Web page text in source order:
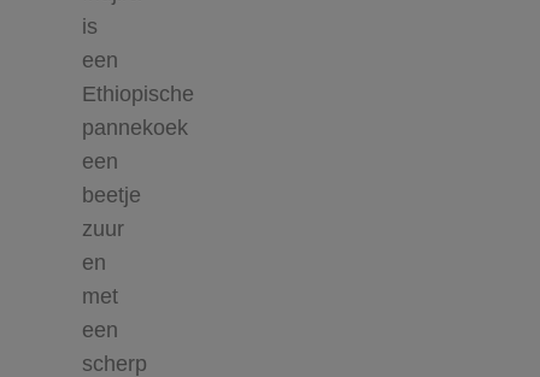
is
een
Ethiopische
pannekoek
een
beetje
zuur
en
met
een
scherp